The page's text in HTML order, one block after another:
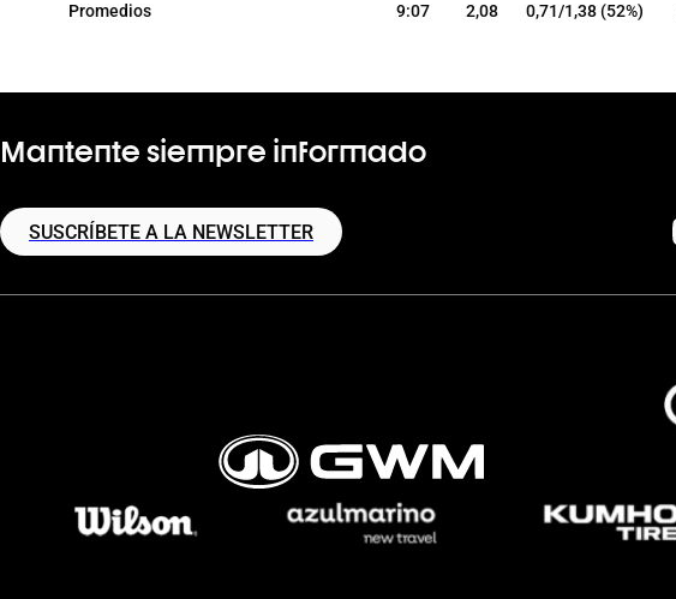
Promedios 9:07 2,08 0,71/1,38 (52%)
Mantente siempre informado
SUSCRÍBETE A LA NEWSLETTER